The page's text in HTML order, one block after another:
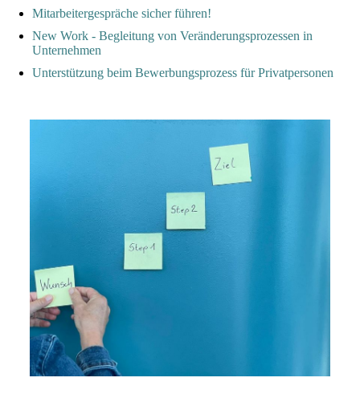
Mitarbeitergespräche sicher führen!
New Work - Begleitung von Veränderungsprozessen in
Unternehmen
Unterstützung beim Bewerbungsprozess für Privatpersonen